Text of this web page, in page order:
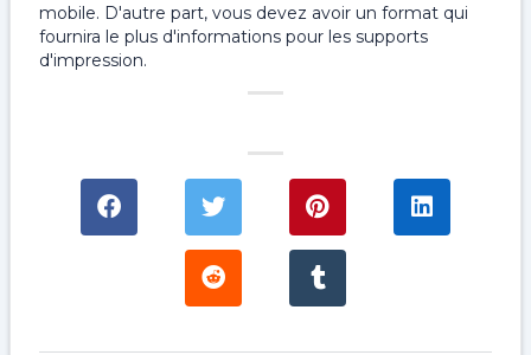
mobile. D'autre part, vous devez avoir un format qui
fournira le plus d'informations pour les supports
d'impression.